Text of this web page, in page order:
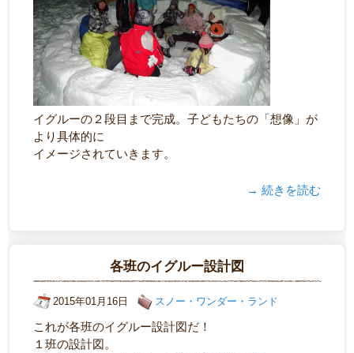
イグルーの２段目まで完成。子どもたちの「想像」が
より具体的に
イメージされていきます。
→ 続きを読む
各班のイグルー設計図
2015年01月16日 スノー・ワンダー・ランド
これが各班のイグルー設計図だ！
１班の設計図。